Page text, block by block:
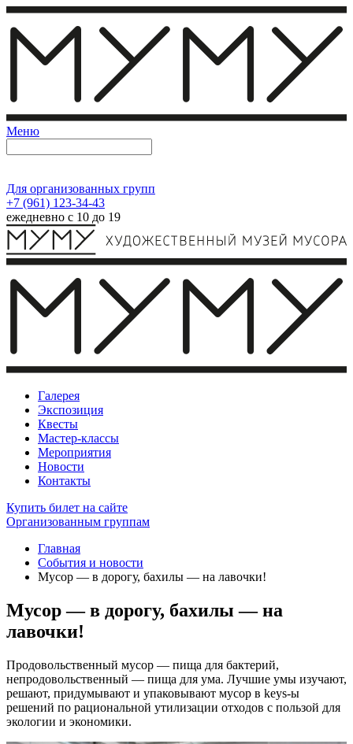
Меню
Для организованных групп
+7 (961) 123-34-43
ежедневно с 10 до 19
Галерея
Экспозиция
Квесты
Мастер-классы
Мероприятия
Новости
Контакты
Купить билет на сайте
Организованным группам
Главная
События и новости
Мусор — в дорогу, бахилы — на лавочки!
Мусор — в дорогу, бахилы — на
лавочки!
Продовольственный мусор — пища для бактерий,
непродовольственный — пища для ума. Лучшие умы изучают,
решают, придумывают и упаковывают мусор в keys-ы
решений по рациональной утилизации отходов с пользой для
экологии и экономики.